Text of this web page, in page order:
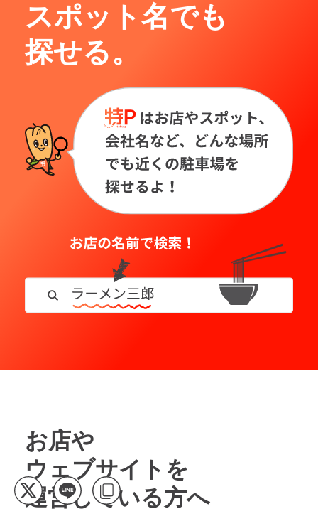
スポット名でも
探せる。
お店や
ウェブサイトを
運営している方へ